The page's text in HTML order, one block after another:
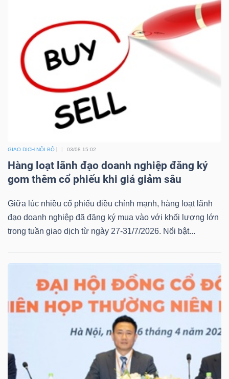
GIAO DỊCH NỘI BỘ 03/08 15:02
Hàng loạt lãnh đạo doanh nghiệp đăng ký
gom thêm cổ phiếu khi giá giảm sâu
Giữa lúc nhiều cổ phiếu điều chỉnh mạnh, hàng loạt lãnh
đạo doanh nghiệp đã đăng ký mua vào với khối lượng lớn
trong tuần giao dịch từ ngày 27-31/7/2026. Nổi bật...